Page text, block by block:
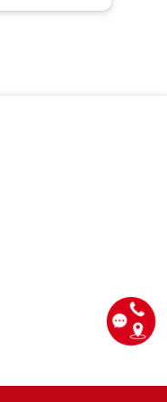
Yêu thích